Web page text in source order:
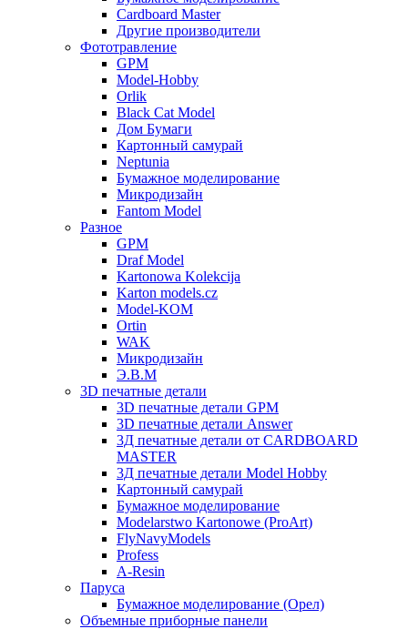
Cardboard Master
Другие производители
Фототравление
GPM
Model-Hobby
Orlik
Black Cat Model
Дом Бумаги
Картонный самурай
Neptunia
Бумажное моделирование
Микродизайн
Fantom Model
Разное
GPM
Draf Model
Kartonowa Kolekcija
Karton models.cz
Model-KOM
Ortin
WAK
Микродизайн
Э.В.М
3D печатные детали
3D печатные детали GPM
3D печатные детали Answer
3Д печатные детали от CARDBOARD
MASTER
3Д печатные детали Model Hobby
Картонный самурай
Бумажное моделирование
Modelarstwo Kartonowe (ProArt)
FlyNavyModels
Profess
A-Resin
Паруса
Бумажное моделирование (Орел)
Объемные приборные панели